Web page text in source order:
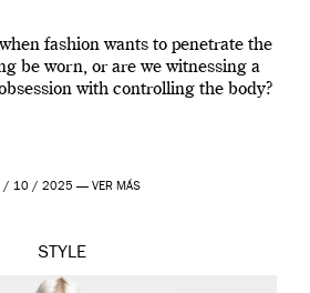
fashion wants to penetrate the
be worn, or are we witnessing a
with controlling the body?
/ 10 / 2025 — VER MÁS
STYLE